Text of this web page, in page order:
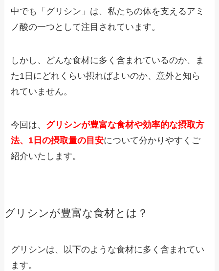
中でも「グリシン」は、私たちの体を支えるアミ
ノ酸の一つとして注目されています。
しかし、どんな食材に多く含まれているのか、ま
た1日にどれくらい摂ればよいのか、意外と知ら
れていません。
今回は、 グリシンが豊富な食材や効率的な摂取方
法、1日の摂取量の目安について分かりやすくご
紹介いたします。
グリシンが豊富な食材とは？
グリシンは、以下のような食材に多く含まれてい
ます。